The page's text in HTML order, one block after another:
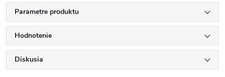
Parametre produktu
Hodnotenie
Diskusia